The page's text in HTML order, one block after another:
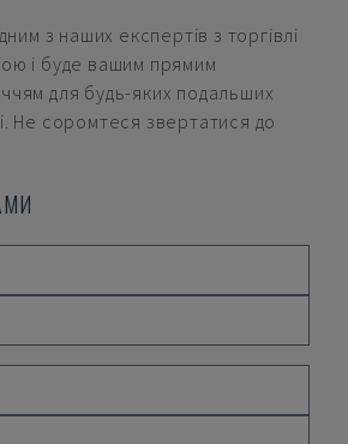
з наших експертів з торгівлі
і буде вашим прямим
для будь-яких подальших
Не соромтеся звертатися до